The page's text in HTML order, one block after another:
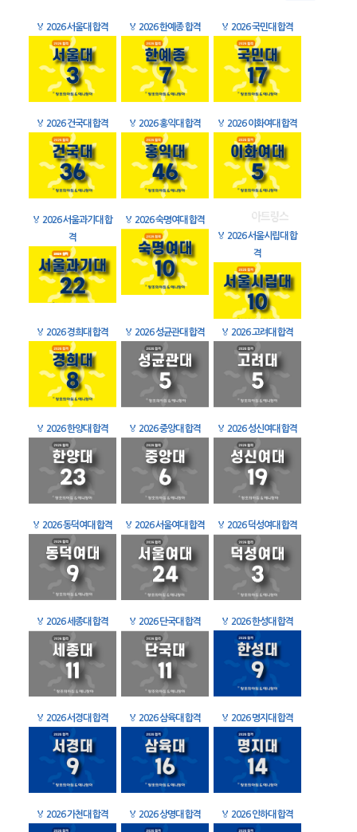
🏅 2026 서울대 합격 🏅 2026 한예종 합격 🏅 2026 국민대 합격
🏅 2026 건국대 합격 🏅 2026 홍익대 합격 🏅 2026 이화여대 합격
🏅 2026 서울과기대 합
격
🏅 2026 숙명여대 합격
🏅 2026 서울시립대 합
격
🏅 2026 경희대 합격 🏅 2026 성균관대 합격 🏅 2026 고려대 합격
🏅 2026 한양대 합격 🏅 2026 중앙대 합격 🏅 2026 성신여대 합격
🏅 2026 동덕여대 합격 🏅 2026 서울여대 합격 🏅 2026 덕성여대 합격
🏅 2026 세종대 합격 🏅 2026 단국대 합격 🏅 2026 한성대 합격
🏅 2026 서경대 합격 🏅 2026 삼육대 합격 🏅 2026 명지대 합격
🏅 2026 가천대 합격 🏅 2026 상명대 합격 🏅 2026 인하대 합격